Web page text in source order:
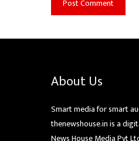
About Us
Smart media for smart
thenewshouse.in is a